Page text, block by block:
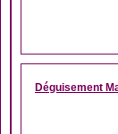
Déguisement